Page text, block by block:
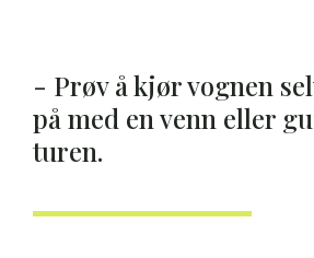
- Prøv å kjør vognen
på med en venn eller
turen.